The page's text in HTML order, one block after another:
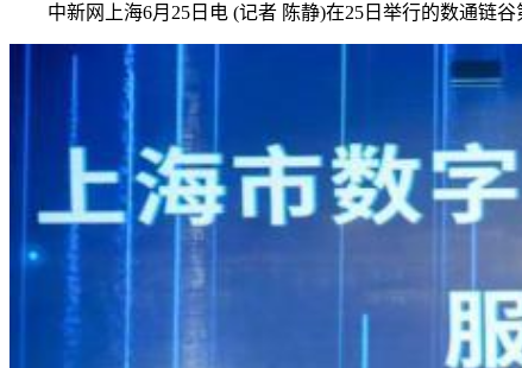
中新网上海6月25日电 (记者 陈静)在25日举行的数通链谷